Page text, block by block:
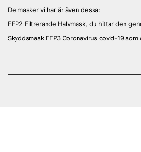
De masker vi har är även dessa:
FFP2 Filtrerande Halvmask, du hittar den
Skyddsmask FFP3 Coronavirus covid-19